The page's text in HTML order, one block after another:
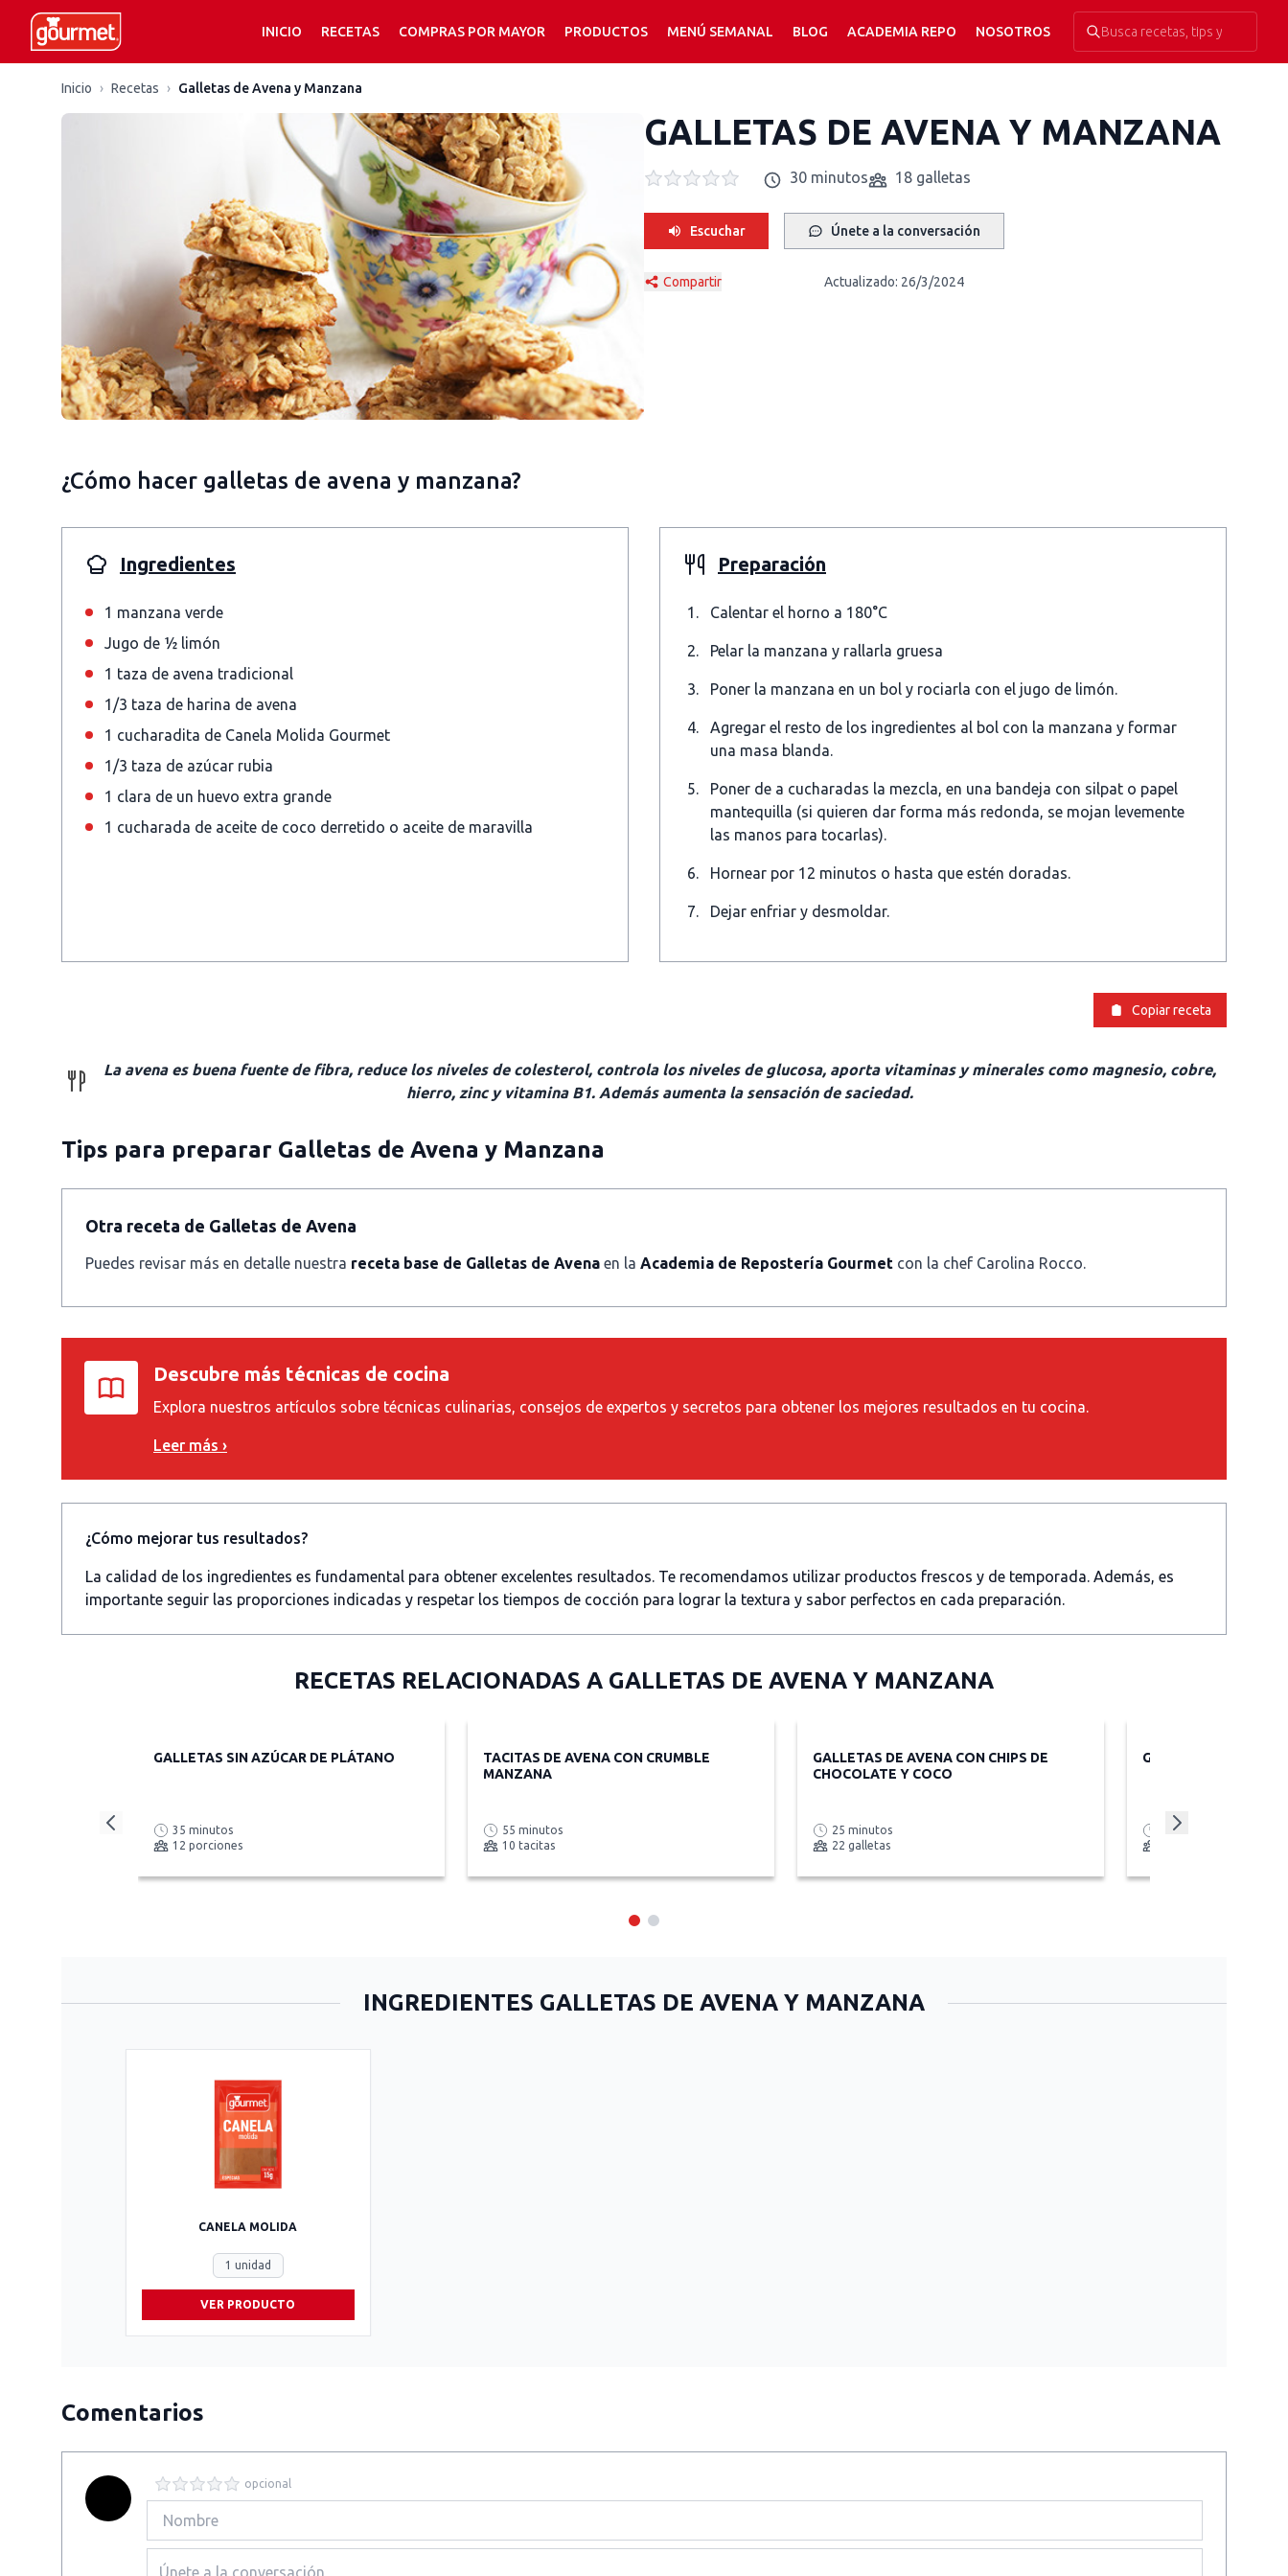
INICIO RECETAS COMPRAS POR MAYOR PRODUCTOS MENÚ SEMANAL BLOG ACADEMIA REPO NOSOTROS
Inicio › Recetas › Galletas de Avena y Manzana
GALLETAS DE AVENA Y MANZANA
30 minutos 18 galletas
Escuchar Únete a la conversación
Compartir Actualizado: 26/3/2024
¿Cómo hacer galletas de avena y manzana?
Ingredientes
1 manzana verde
Jugo de ½ limón
1 taza de avena tradicional
1/3 taza de harina de avena
1 cucharadita de Canela Molida Gourmet
1/3 taza de azúcar rubia
1 clara de un huevo extra grande
1 cucharada de aceite de coco derretido o aceite de maravilla
Preparación
Calentar el horno a 180°C
Pelar la manzana y rallarla gruesa
Poner la manzana en un bol y rociarla con el jugo de limón.
Agregar el resto de los ingredientes al bol con la manzana y formar
una masa blanda.
Poner de a cucharadas la mezcla, en una bandeja con silpat o papel
mantequilla (si quieren dar forma más redonda, se mojan levemente
las manos para tocarlas).
Hornear por 12 minutos o hasta que estén doradas.
Dejar enfriar y desmoldar.
Copiar receta
La avena es buena fuente de fibra, reduce los niveles de colesterol, controla los niveles de glucosa, aporta vitaminas y minerales como magnesio, cobre,
hierro, zinc y vitamina B1. Además aumenta la sensación de saciedad.
Tips para preparar Galletas de Avena y Manzana
Otra receta de Galletas de Avena
Puedes revisar más en detalle nuestra receta base de Galletas de Avena en la Academia de Repostería Gourmet con la chef Carolina Rocco.
Descubre más técnicas de cocina
Explora nuestros artículos sobre técnicas culinarias, consejos de expertos y secretos para obtener los mejores resultados en tu cocina.
Leer más ›
¿Cómo mejorar tus resultados?
La calidad de los ingredientes es fundamental para obtener excelentes resultados. Te recomendamos utilizar productos frescos y de temporada. Además, es
importante seguir las proporciones indicadas y respetar los tiempos de cocción para lograr la textura y sabor perfectos en cada preparación.
RECETAS RELACIONADAS A GALLETAS DE AVENA Y MANZANA
GALLETAS SIN AZÚCAR DE PLÁTANO
35 minutos
12 porciones
TACITAS DE AVENA CON CRUMBLE
MANZANA
55 minutos
10 tacitas
GALLETAS DE AVENA CON CHIPS DE
CHOCOLATE Y COCO
25 minutos
22 galletas
GALLETAS DE AVENA
30 minutos
INGREDIENTES GALLETAS DE AVENA Y MANZANA
CANELA MOLIDA
1 unidad
VER PRODUCTO
Comentarios
opcional